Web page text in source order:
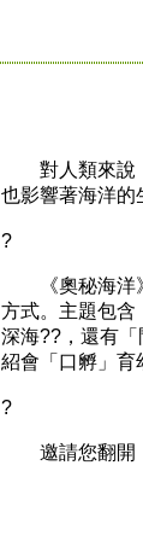
對人類來說，
也影響著海洋的
?
《奧秘海洋》
方式。主題包含
深海??，還有
紹會「口孵」育
?
邀請您翻開《